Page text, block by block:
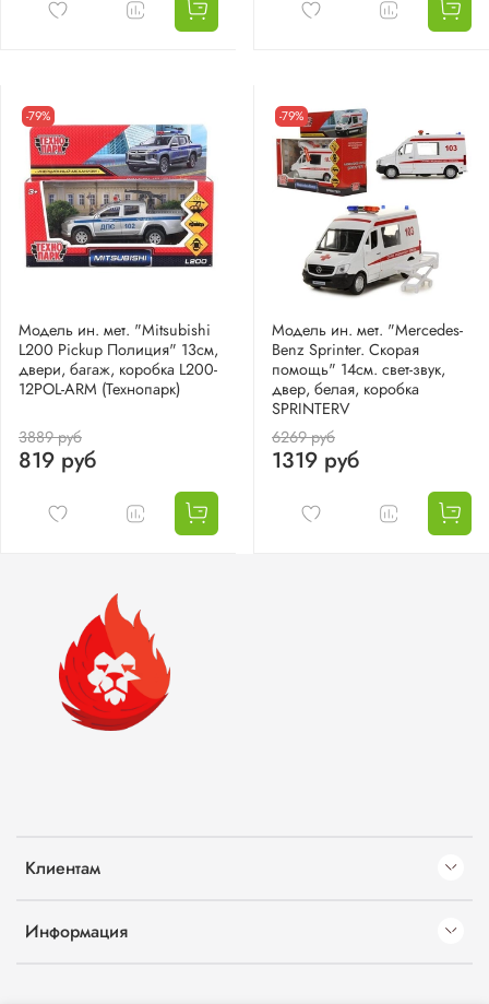
-79%
Модель ин. мет. "Mitsubishi
L200 Pickup Полиция" 13см,
двери, багаж, коробка L200-
12POL-ARM (Технопарк)
3889 руб
819 руб
-79%
Модель ин. мет. "Mercedes-
Benz Sprinter. Скорая
помощь" 14см. свет-звук,
двер, белая, коробка
SPRINTERV
6269 руб
1319 руб
Клиентам
Информация